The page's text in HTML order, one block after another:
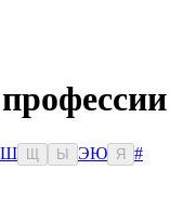
Ш Ы ЭЮ Я
#